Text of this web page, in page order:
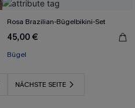
Rosa Brazilian-Bügelbikini-Set
45,00 €
Bügel
NÄCHSTE SEITE